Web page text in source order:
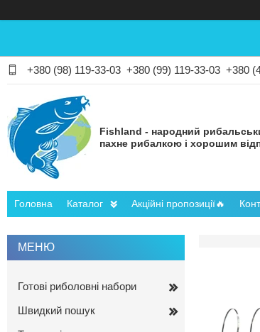
+380 (98) 119-33-03 +380 (99) 119-33-03 +380
Fishland - народний
пахне рибалкою і хорошим
Головна Каталог Акційні пропозиції🔥
Готові риболовні набори
Швидкий пошук